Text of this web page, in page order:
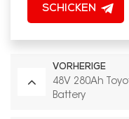
SCHICKEN
VORHERIGE
48V 280Ah
Battery